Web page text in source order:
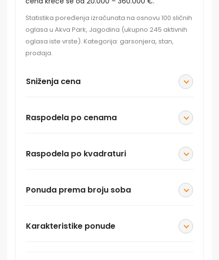
Statistika poređenja izračunata na osnovu 100 sličnih
oglasa u Akva Park, Jagodina (ukupno 245 aktivnih
oglasa iste vrste). Kategorija: garsonjera, stan,
prodaja.
Sniženja cena
Raspodela po cenama
Raspodela po kvadraturi
Ponuda prema broju soba
Karakteristike ponude